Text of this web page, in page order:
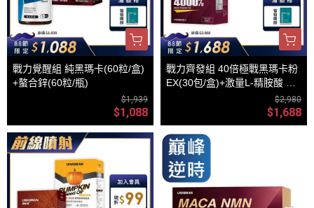
戰力覺醒組 純黑瑪卡(60粒/盒)
+螯合鋅(60粒/瓶)
$1,939
$1,088
戰力齊發組 40倍極戰黑瑪卡粉
EX(30包/盒)+激量L-精胺酸 沖
$2,980
$1,688